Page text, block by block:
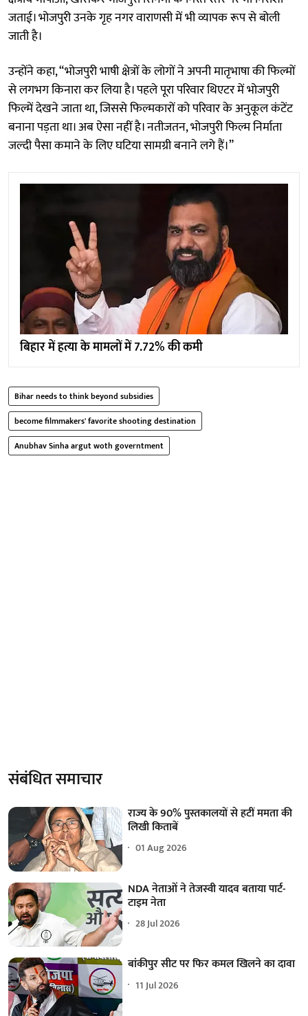
जताई। भोजपुरी उनके गृह नगर वाराणसी में भी व्यापक रूप से बोली
जाती है।
उन्होंने कहा, “भोजपुरी भाषी क्षेत्रों के लोगों ने अपनी मातृभाषा की फिल्मों
से लगभग किनारा कर लिया है। पहले पूरा परिवार थिएटर में भोजपुरी
फिल्में देखने जाता था, जिससे फिल्मकारों को परिवार के अनुकूल कंटेंट
बनाना पड़ता था। अब ऐसा नहीं है। नतीजतन, भोजपुरी फिल्म निर्माता
जल्दी पैसा कमाने के लिए घटिया सामग्री बनाने लगे हैं।”
बिहार में हत्या के मामलों में 7.72% की कमी
Bihar needs to think beyond subsidies
become filmmakers' favorite shooting destination
Anubhav Sinha argut woth governtment
संबंधित समाचार
राज्य के 90% पुस्तकालयों से हटीं ममता की
लिखी किताबें
01 Aug 2026
NDA नेताओं ने तेजस्वी यादव बताया पार्ट-
टाइम नेता
28 Jul 2026
बांकीपुर सीट पर फिर कमल खिलने का दावा
11 Jul 2026